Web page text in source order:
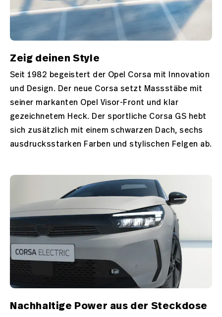
Zeig deinen Style
Seit 1982 begeistert der Opel Corsa mit Innovation
und Design. Der neue Corsa setzt Massstäbe mit
seiner markanten Opel Visor-Front und klar
gezeichnetem Heck. Der sportliche Corsa GS hebt
sich zusätzlich mit einem schwarzen Dach, sechs
ausdrucksstarken Farben und stylischen Felgen ab.
Nachhaltige Power aus der Steckdose